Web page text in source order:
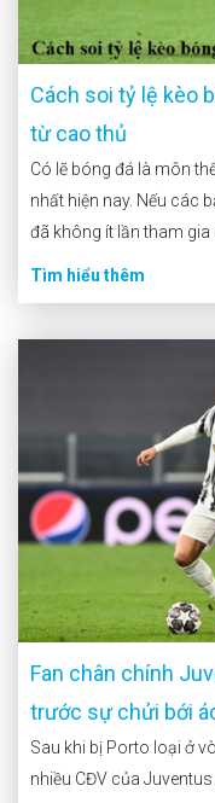
Cách soi tỷ lệ kèo
từ cao thủ
Có lẽ bóng đá là môn
nhất hiện nay. Nếu các
đã không ít lần tham
Đặc biệt là các giải đấu
Tìm hiểu thêm
Fan chân chính
trước sự chửi bới
Sau khi bị Porto loại ở
nhiều CĐV của